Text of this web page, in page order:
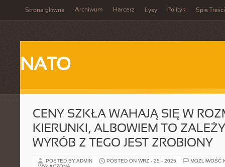
Strona główna Archiwum Harcerz Łysy Polityk Spis Treści
NATO
CENY SZKŁA WAHAJĄ SIĘ W
KIERUNKI, ALBOWIEM TO
WYRÓB Z TEGO JEST ZROBIONY
POSTED BY ADMIN POSTED ON WRZ - 25 - 2025
MOŻLIWOŚĆ